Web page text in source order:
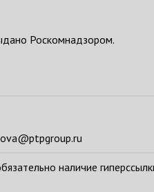
Роскомнадзором.
наличие